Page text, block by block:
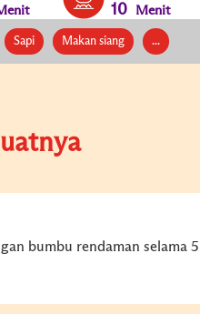
10 Menit
Sapi Makan siang ...
bumbu rendaman selama 5